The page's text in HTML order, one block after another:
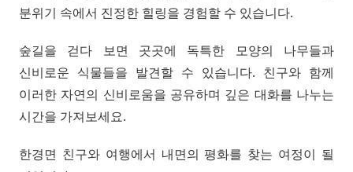
분위기 속에서 진정한 힐링을 경험할 수 있습니다.
숲길을 걷다 보면 곳곳에 독특한 모양의 나무들과
신비로운 식물들을 발견할 수 있습니다. 친구와 함께
이러한 자연의 신비로움을 공유하며 깊은 대화를 나누는
시간을 가져보세요.
한경면 친구와 여행에서 내면의 평화를 찾는 여정이 될